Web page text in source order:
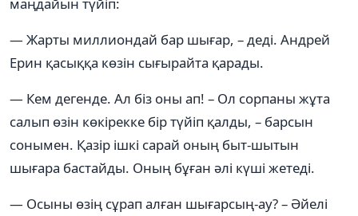
— Жарты миллиондай бар шығар, – деді. Андрей
Ерин қасыққа көзін сығырайта қарады.
— Кем дегенде. Ал біз оны ап! – Ол сорпаны жұта
салып өзін көкірекке бір түйіп қалды, – барсын
сонымен. Қазір ішкі сарай оның быт-шытын
шығара бастайды. Оның бұған әлі күші жетеді.
— Осыны өзің сұрап алған шығарсың-ау? – Әйелі